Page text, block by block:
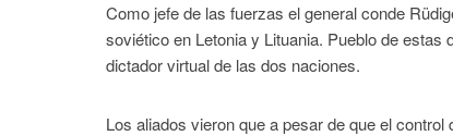
Como jefe de las fuerzas el general conde
soviético en Letonia y Lituania. Pueblo de
dictador virtual de las dos naciones.
Los aliados vieron que a pesar de que el